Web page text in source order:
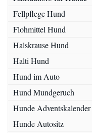
Fellpflege Hund
Flohmittel Hund
Halskrause Hund
Halti Hund
Hund im Auto
Hund Mundgeruch
Hunde Adventskalender
Hunde Autositz